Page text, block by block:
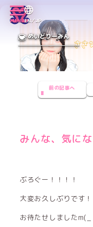
MENUEN／JP
めいどりーみん
前の記事へ
みんな、気に
ぶろぐー！！！！
大変お久しぶりです！
お待たせしました